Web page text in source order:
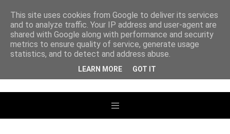
ANDREA TENGLER
This site uses cookies from Google to deliver its services
and to analyze traffic. Your IP address and user-agent are
shared with Google along with performance and security
metrics to ensure quality of service, generate usage
statistics, and to detect and address abuse.
LEARN MORE GOT IT